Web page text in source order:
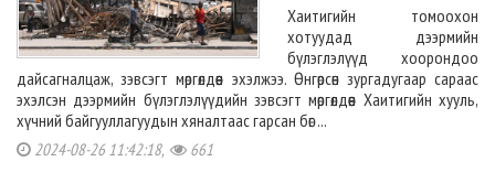
Хаитигийн томоохон
хотуудад дээрмийн
бүлэглэлүүд хоорондоо
дайсагналцаж, зэвсэгт мөргөлдөөн эхэлжээ. Өнгөрсөн зургадугаар сараас
эхэлсэн дээрмийн бүлэглэлүүдийн зэвсэгт мөргөлдөөн Хаитигийн хууль,
хүчний байгууллагуудын хяналтаас гарсан бөг ...
2024-08-26 11:42:18, 661